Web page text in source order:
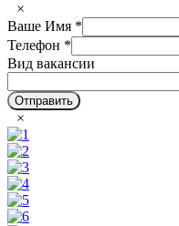
×
Ваше Имя *
Телефон *
Вид вакансии
×